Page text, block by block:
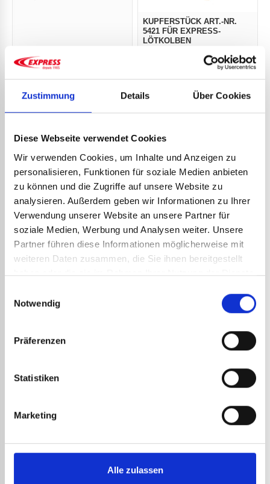
Zustimmung Details Über Cookies
Diese Webseite verwendet Cookies
Wir verwenden Cookies, um Inhalte und Anzeigen zu
personalisieren, Funktionen für soziale Medien anbieten
zu können und die Zugriffe auf unsere Website zu
analysieren. Außerdem geben wir Informationen zu Ihrer
Verwendung unserer Website an unsere Partner für
soziale Medien, Werbung und Analysen weiter. Unsere
Partner führen diese Informationen möglicherweise mit
weiteren Daten zusammen, die Sie ihnen bereitgestellt
haben oder die sie im Rahmen Ihrer Nutzung der Dienste
Notwendig
Präferenzen
Statistiken
Marketing
Alle zulassen
Art.-Nr.:1778
DETAILS ANSEHEN
KUPFERSTÜCK ART.-NR.
5421 FÜR EXPRESS-
LÖTKOLBEN
zzgl. MwSt.
inkl. MwSt.
Art.-Nr.:5421
DETAILS ANSEHEN
KUPFERSTÜCK ART.-NR. 648
FÜR
DACHDECKERLÖTKOLBEN
Art.-Nr.: 648
DETAILS ANSEHEN
KUPFERSTÜCK ART.-NR. 649
FÜR EXPRESS-LÖTKOLBEN
41,82€ zzgl. MwSt.
50,18€inkl. MwSt.
DETAILS ANSEHEN